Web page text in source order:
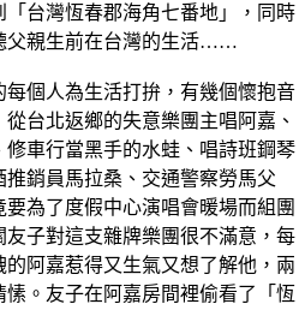
台灣恆春郡海角七番地」，同時
父親生前在台灣的生活……
個人為生活打拚，有幾個懷抱音
台北返鄉的失意樂團主唱阿嘉、
車行當黑手的水蛙、唱詩班鋼琴
銷員馬拉桑、交通警察勞馬父
為了度假中心演唱會暖場而組團
子對這支雜牌樂團很不滿意，每
阿嘉惹得又生氣又想了解他，兩
。友子在阿嘉房間裡偷看了「恆